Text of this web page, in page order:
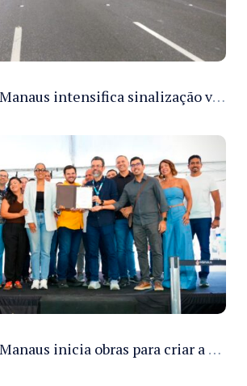
Prefeitura de Manaus intensifica sinalização viária em diversos bairros para organizar o trânsito e reduzir sinistros
Prefeitura de Manaus inicia obras para criar a primeira Rua Gastronômica de Manaus na Ferreira Pena